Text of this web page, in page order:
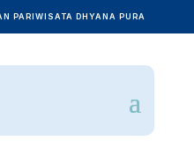
PARIWISATA DHYANA PURA